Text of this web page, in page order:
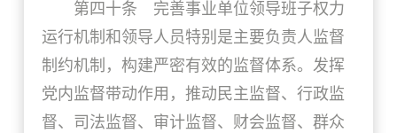
第四十条 完善事业单位领导班子权力
运行机制和领导人员特别是主要负责人监督
制约机制，构建严密有效的监督体系。发挥
党内监督带动作用，推动民主监督、行政监
督、司法监督、审计监督、财会监督、群众